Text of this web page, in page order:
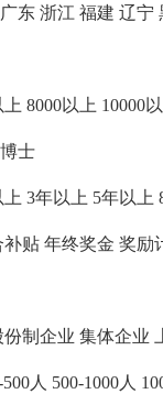
广东 浙江 福建 辽宁
上 8000以上 10000
博士
上 3年以上 5年以上
补贴 年终奖金 奖励
份制企业 集体企业
人 500-1000人